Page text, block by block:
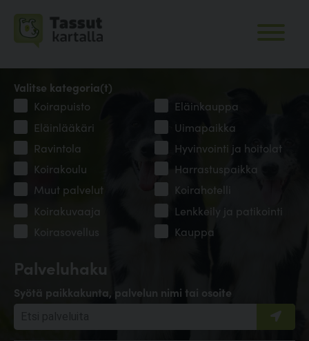
Palveluhaku
Syötä paikkakunta, palvelun nimi tai osoite
Valitse kategoria(t)
Koirapuisto
Eläinkauppa
Eläinlääkäri
Uimapaikka
Ravintola
Hyvinvointi ja hoitolat
Koirakoulu
Harrastuspaikka
Muut palvelut
Koirahotelli
Koirakuvaaja
Lenkkeily ja patikointi
Koirasovellus
Kauppa